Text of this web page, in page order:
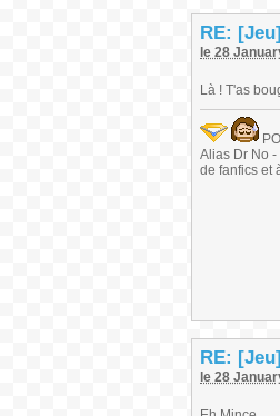
RE:
le 28
Là ! T'as
Alias Dr No
de fanfics et
RE:
le 28